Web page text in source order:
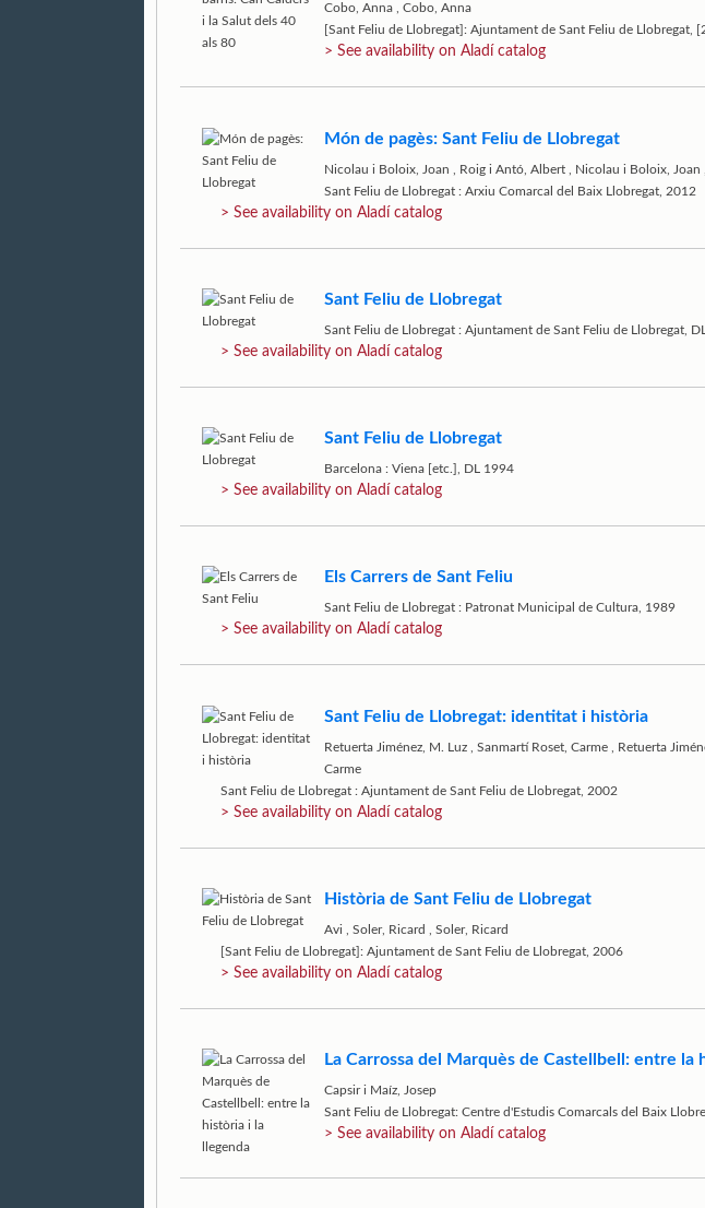
Cobo, Anna
Cobo, Anna
[Sant Feliu de Llobregat]: Ajuntament de Sant Feliu de Llobregat,
> See availability on Aladí catalog
Món de pagès: Sant Feliu de Llobregat
Nicolau i Boloix, Joan Roig i Antó, Albert Nicolau i Boloix, Joan
Sant Feliu de Llobregat : Arxiu Comarcal del Baix Llobregat, 2012
> See availability on Aladí catalog
Sant Feliu de Llobregat
Sant Feliu de Llobregat : Ajuntament de Sant Feliu de Llobregat,
> See availability on Aladí catalog
Sant Feliu de Llobregat
Barcelona : Viena [etc.], DL 1994
> See availability on Aladí catalog
Els Carrers de Sant Feliu
Sant Feliu de Llobregat : Patronat Municipal de Cultura, 1989
> See availability on Aladí catalog
Sant Feliu de Llobregat: identitat i història
Retuerta Jiménez, M. Luz Sanmartí Roset, Carme Retuerta
Carme
Sant Feliu de Llobregat : Ajuntament de Sant Feliu de Llobregat, 2002
> See availability on Aladí catalog
Història de Sant Feliu de Llobregat
Avi Soler, Ricard
Soler, Ricard
[Sant Feliu de Llobregat]: Ajuntament de Sant Feliu de Llobregat, 2006
> See availability on Aladí catalog
La Carrossa del Marquès de Castellbell: entre la
Capsir i Maíz, Josep
Sant Feliu de Llobregat: Centre d'Estudis Comarcals del Baix
> See availability on Aladí catalog